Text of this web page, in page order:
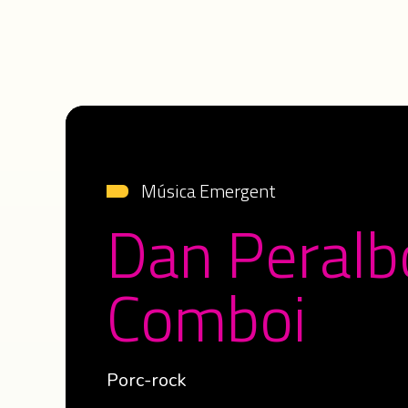
Música Emergent
Dan
Comboi
Porc-rock